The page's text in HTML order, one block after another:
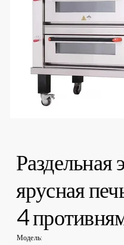
Раздельная
ярусная
4
Модель: